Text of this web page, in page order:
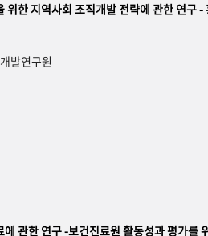
위한 지역사회 조직개발 전략에 관한 연구
발연구원
관한 연구 -보건진료원 활동성과 평가를